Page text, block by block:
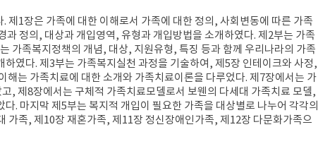
. 제1장은 가족에 대한 이해로서 가족에 대한 정의, 사회변동에 따른 가족
과 정의, 대상과 개입영역, 유형과 개입방법을 소개하였다. 제2부는 가족
가족복지정책의 개념, 대상, 지원유형, 특징 등과 함께 우리나라의 가족
하였다. 제3부는 가족복지실천 과정을 기술하여, 제5장 인테이크와 사정,
해는 가족치료에 대한 소개와 가족치료이론을 다루었다. 제7장에서는 가
, 제8장에서는 구체적 가족치료모델로서 보웬의 다세대 가족치료 모델,
다. 마지막 제5부는 복지적 개입이 필요한 가족을 대상별로 나누어 각각의
가족, 제10장 재혼가족, 제11장 정신장애인가족, 제12장 다문화가족으